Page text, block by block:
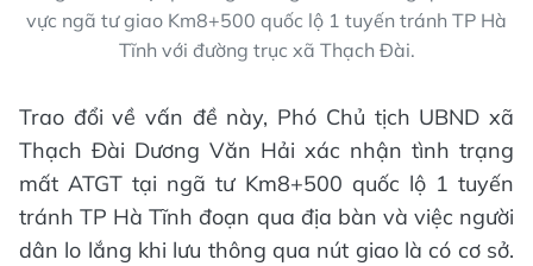
vực ngã tư giao Km8+500 quốc lộ 1 tuyến tránh TP Hà
Tĩnh với đường trục xã Thạch Đài.
Trao đổi về vấn đề này, Phó Chủ tịch UBND xã
Thạch Đài Dương Văn Hải xác nhận tình trạng
mất ATGT tại ngã tư Km8+500 quốc lộ 1 tuyến
tránh TP Hà Tĩnh đoạn qua địa bàn và việc người
dân lo lắng khi lưu thông qua nút giao là có cơ sở.